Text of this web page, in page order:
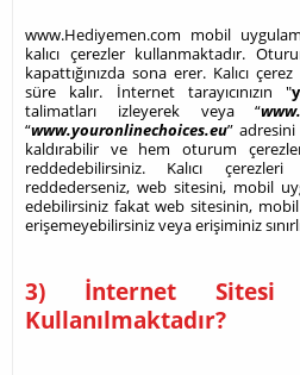
www.Hediyemen.com mobil
kalıcı çerezler kullanmaktadır.
kapattığınızda sona erer. Kalıcı
süre kalır. İnternet tarayıcınızın "
talimatları izleyerek veya “
“www.youronlinechoices.eu” adresini
kaldırabilir ve hem oturum
reddedebilirsiniz. Kalıcı
reddederseniz, web sitesini, mobil
edebilirsiniz fakat web sitesinin,
erişemeyebilirsiniz veya erişiminiz
3) İnternet Sitesi
Kullanılmaktadır?